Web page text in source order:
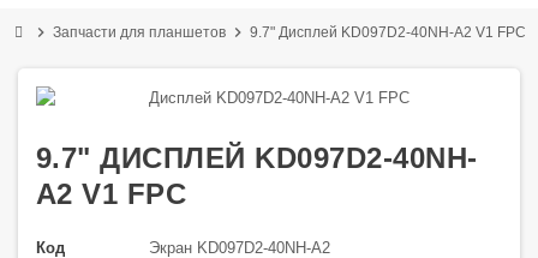
chevron_right Запчасти для планшетов chevron_right 9.7" Дисплей KD097D2-40NH-A2 V1 FPC
9.7" ДИСПЛЕЙ KD097D2-40NH-
A2 V1 FPC
Код
Экран KD097D2-40NH-A2